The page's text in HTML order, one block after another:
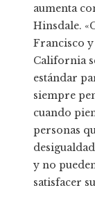
aumenta
Hinsdale.
Francisco
California
estándar
siempre
cuando
personas
y no
satisfacer